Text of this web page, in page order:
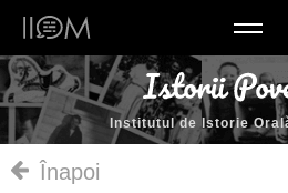
Institutul de
Institutul de Istorie
Înapoi